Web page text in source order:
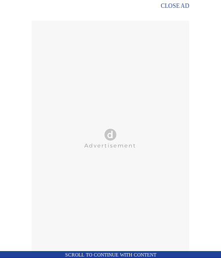
CLOSE AD
SCROLL TO CONTINUE WITH CONTENT